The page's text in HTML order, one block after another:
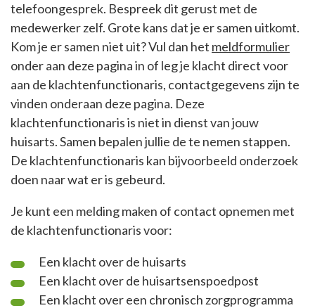
telefoongesprek. Bespreek dit gerust met de
medewerker zelf. Grote kans dat je er samen uitkomt.
Kom je er samen niet uit? Vul dan het meldformulier
onder aan deze pagina in of leg je klacht direct voor
aan de klachtenfunctionaris, contactgegevens zijn te
vinden onderaan deze pagina. Deze
klachtenfunctionaris is niet in dienst van jouw
huisarts. Samen bepalen jullie de te nemen stappen.
De klachtenfunctionaris kan bijvoorbeeld onderzoek
doen naar wat er is gebeurd.
Je kunt een melding maken of contact opnemen met
de klachtenfunctionaris voor:
Een klacht over de huisarts
Een klacht over de huisartsenspoedpost
Een klacht over een chronisch zorgprogramma